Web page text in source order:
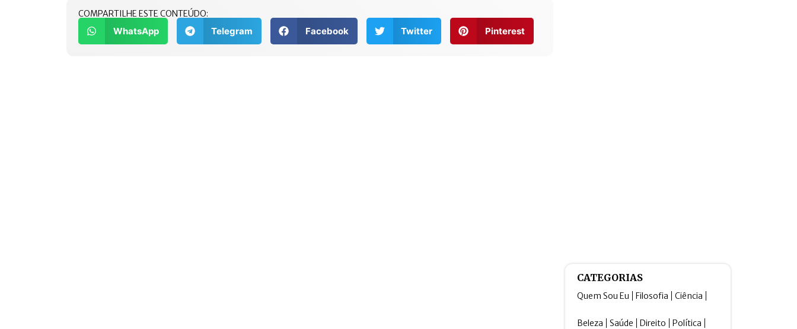
COMPARTILHE ESTE CONTEÚDO:
WhatsApp Telegram Facebook Twitter Pinterest
CATEGORIAS
Quem Sou Eu Filosofia Ciência
Beleza Saúde Direito Política